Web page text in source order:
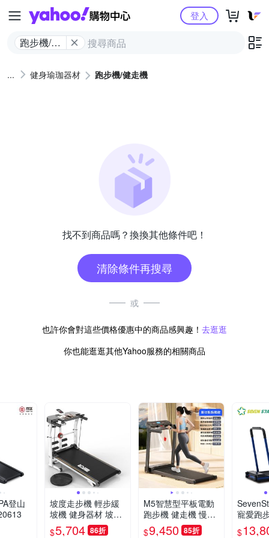
Yahoo購物中心
跑步機/健
登入
健身瑜珈器材 跑步機/健走機
找不到商品嗎？換換其他條件吧！
清除條件再搜尋
或
也許你會對這些價格優惠中的商品感興趣！ 去逛逛
你也能逛逛其他Yahoo服務的相關商品
登山
坡度走步機 輕步緩
坡機 健身器材 坡坡
機 健走機 跑步機 慢
$5,704 86折
M5智慧型平板電動
跑步機 健走機 慢跑
機
$9,450 85折
寵愛跑
(健走
$